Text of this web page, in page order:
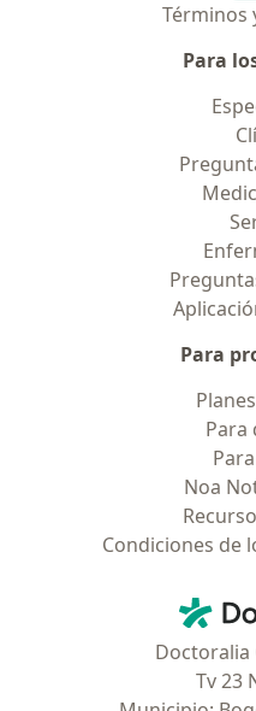
Términos
Para
Para
Para
Noa
Condiciones de
Doctoralia
Tv 23